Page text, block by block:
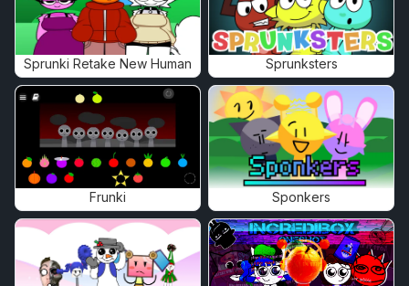
Sprunki Retake New Human Sprunksters
Frunki Sponkers